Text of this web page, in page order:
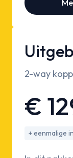
2-way
€
+ eenmalige